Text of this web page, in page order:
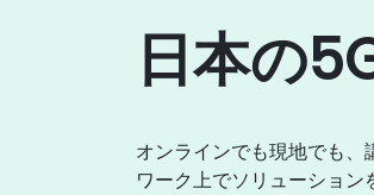
日本の
オンラインでも現地でも
ワーク上でソリューション